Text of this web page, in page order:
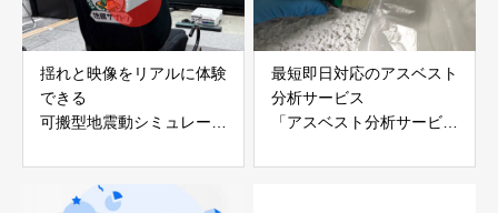
揺れと映像をリアルに体験
できる
可搬型地震動シミュレータ
白山工業株式会社
最短即日対応のアスベスト
分析サービス
「アスベスト分析サービ